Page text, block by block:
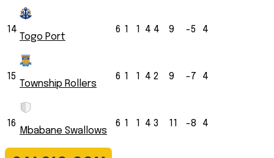
14
Togo Port
6 1 1 4 4 9 -5 4
15
Township Rollers
6 1 1 4 2 9 -7 4
16
Mbabane Swallows
6 1 1 4 3 11 -8 4